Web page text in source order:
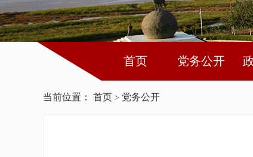
首页 党务公开
当前位置： 首页 > 党务公开